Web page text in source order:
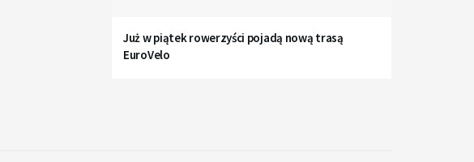
Już w piątek rowerzyści pojadą nową trasą
EuroVelo